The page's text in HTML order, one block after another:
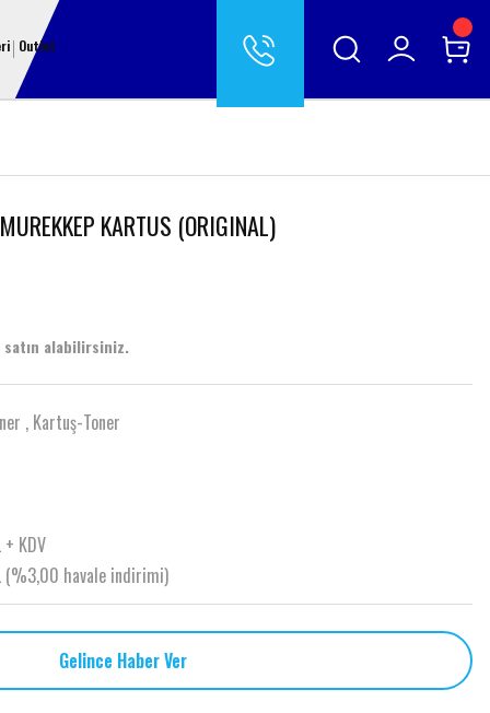
Outlet
KARTUS (ORIGINAL)
alabilirsiniz.
, Kartuş-Toner
KDV
(%3,00 havale indirimi)
Gelince Haber Ver